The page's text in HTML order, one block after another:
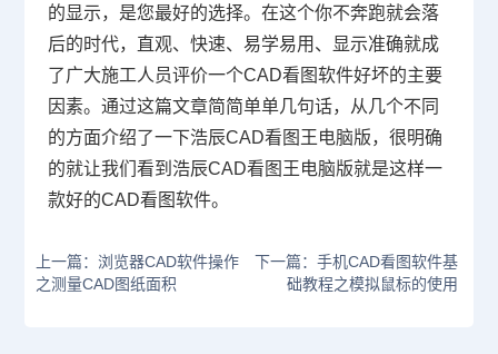
的显示，是您最好的选择。在这个你不奔跑就会落
后的时代，直观、快速、易学易用、显示准确就成
了广大施工人员评价一个CAD看图软件好坏的主要
因素。通过这篇文章简简单单几句话，从几个不同
的方面介绍了一下浩辰CAD看图王电脑版，很明确
的就让我们看到浩辰CAD看图王电脑版就是这样一
款好的CAD看图软件。
上一篇：浏览器CAD软件操作
之测量CAD图纸面积
下一篇：手机CAD看图软件基
础教程之模拟鼠标的使用